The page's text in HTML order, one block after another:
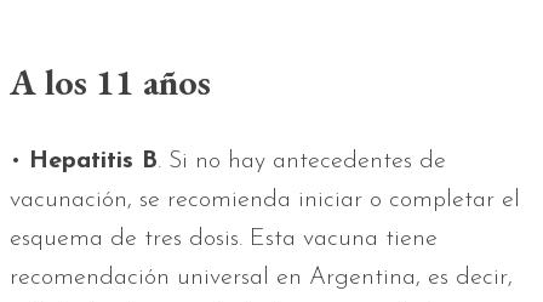
A los 11 años
• Hepatitis B. Si no hay antecedentes de
vacunación, se recomienda iniciar o completar el
esquema de tres dosis. Esta vacuna tiene
recomendación universal en Argentina, es decir,